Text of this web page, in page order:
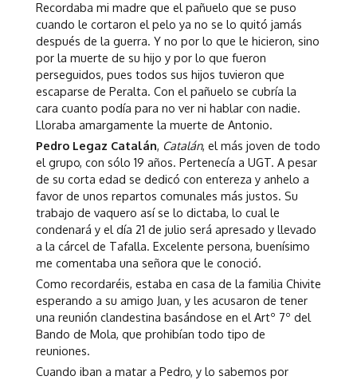
Recordaba mi madre que el pañuelo que se puso
cuando le cortaron el pelo ya no se lo quitó jamás
después de la guerra. Y no por lo que le hicieron, sino
por la muerte de su hijo y por lo que fueron
perseguidos, pues todos sus hijos tuvieron que
escaparse de Peralta. Con el pañuelo se cubría la
cara cuanto podía para no ver ni hablar con nadie.
Lloraba amargamente la muerte de Antonio.
Pedro Legaz Catalán, Catalán, el más joven de todo
el grupo, con sólo 19 años. Pertenecía a UGT. A pesar
de su corta edad se dedicó con entereza y anhelo a
favor de unos repartos comunales más justos. Su
trabajo de vaquero así se lo dictaba, lo cual le
condenará y el día 21 de julio será apresado y llevado
a la cárcel de Tafalla. Excelente persona, buenísimo
me comentaba una señora que le conoció.
Como recordaréis, estaba en casa de la familia Chivite
esperando a su amigo Juan, y les acusaron de tener
una reunión clandestina basándose en el Artº 7º del
Bando de Mola, que prohibían todo tipo de
reuniones.
Cuando iban a matar a Pedro, y lo sabemos por